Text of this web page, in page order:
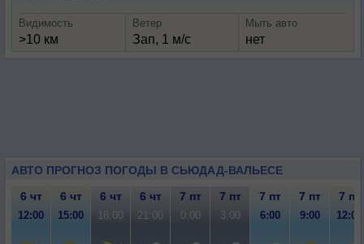
Видимость
>10 км
Ветер
Зап, 1 м/с
Мыть авто
нет
АВТО ПРОГНОЗ ПОГОДЫ В СЬЮДАД-ВАЛЬЕСЕ
6 чт 6 чт 6 чт 6 чт 7 пт 7 пт 7 пт 7 пт 7 пт
12:00 15:00 18:00 21:00 0:00 3:00 6:00 9:00 12:00